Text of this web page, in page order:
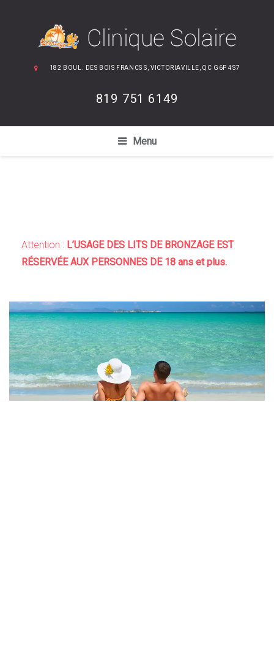
182 BOUL. DES BOIS FRANCS S, VICTORIAVILLE, QC G6P 4S7
819 751 6149
Menu
Attention : L’USAGE DES LITS DE BRONZAGE EST
RÉSERVÉE AUX PERSONNES DE 18 ans et plus.